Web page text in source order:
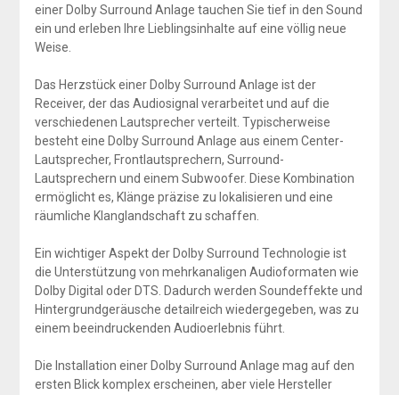
einer Dolby Surround Anlage tauchen Sie tief in den Sound
ein und erleben Ihre Lieblingsinhalte auf eine völlig neue
Weise.
Das Herzstück einer Dolby Surround Anlage ist der
Receiver, der das Audiosignal verarbeitet und auf die
verschiedenen Lautsprecher verteilt. Typischerweise
besteht eine Dolby Surround Anlage aus einem Center-
Lautsprecher, Frontlautsprechern, Surround-
Lautsprechern und einem Subwoofer. Diese Kombination
ermöglicht es, Klänge präzise zu lokalisieren und eine
räumliche Klanglandschaft zu schaffen.
Ein wichtiger Aspekt der Dolby Surround Technologie ist
die Unterstützung von mehrkanaligen Audioformaten wie
Dolby Digital oder DTS. Dadurch werden Soundeffekte und
Hintergrundgeräusche detailreich wiedergegeben, was zu
einem beeindruckenden Audioerlebnis führt.
Die Installation einer Dolby Surround Anlage mag auf den
ersten Blick komplex erscheinen, aber viele Hersteller